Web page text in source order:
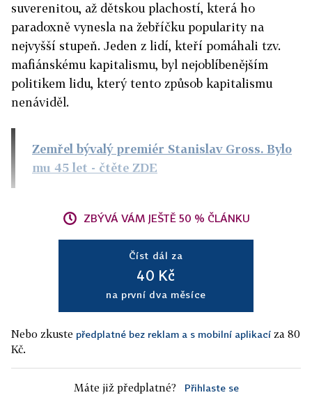
suverenitou, až dětskou plachostí, která ho
paradoxně vynesla na žebříčku popularity na
nejvyšší stupeň. Jeden z lidí, kteří pomáhali tzv.
mafiánskému kapitalismu, byl nejoblíbenějším
politikem lidu, který tento způsob kapitalismu
nenáviděl.
Zemřel bývalý premiér Stanislav Gross. Bylo
mu 45 let - čtěte ZDE
ZBÝVÁ VÁM JEŠTĚ 50 % ČLÁNKU
Číst dál za
40 Kč
na první dva měsíce
Nebo zkuste předplatné bez reklam a s mobilní aplikací za 80
Kč.
Máte již předplatné? Přihlaste se